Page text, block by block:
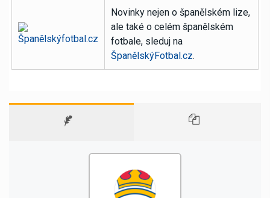
Novinky nejen o španělském lize,
ale také o celém španělském
fotbale, sleduj na
ŠpanělskýFotbal.cz.